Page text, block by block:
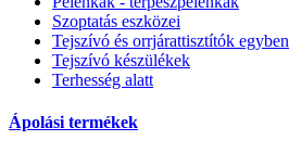
Szoptatás eszközei
Tejszívó és orrjárattisztítók egyben
Tejszívó készülékek
Terhesség alatt
Ápolási termékek